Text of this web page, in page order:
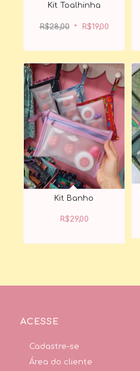
Kit Toalhinha
R$28,00 preço
original
era:
R$28,00.
R$19,00preço
atual
é:
Kit Banho
R$29,00
ACESSE
Cadastre-se
Área do cliente